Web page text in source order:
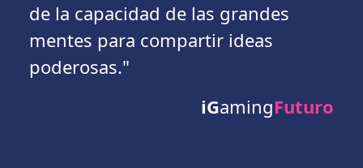
de la capacidad de las grandes
mentes para compartir ideas
poderosas."
iGamingFuturo